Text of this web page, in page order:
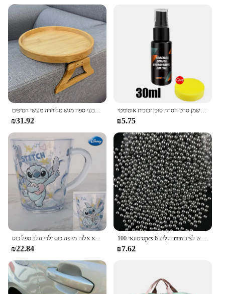
ספה מגש ספה שולחן ספה קליפ-על מגש ספה מעץ טבעי ספה מגש טלוויזיה מעשי חטיפים
₪31.92
רכב זכוכית נגד גשם מים דוחה דוחה ציפוי ננו ציפוי הידרופובי מים סוכן שמן סרט הסרת סוכן זכוכית אוטומטי
₪5.75
דיסני תפר מיקי מיני מאוס קריקטורה כוסות לשתות מים קריסטל כוס אנימה איור קפוא אלזה מי פה כוס ילדי חלב ספל כוס
₪22.84
סיטונאי 100pcs הקליע 6mm כדורי פלדה קשת מקצועי הקלע תחמושת חיצוני הקלע כדורים משמש לציד
₪7.62